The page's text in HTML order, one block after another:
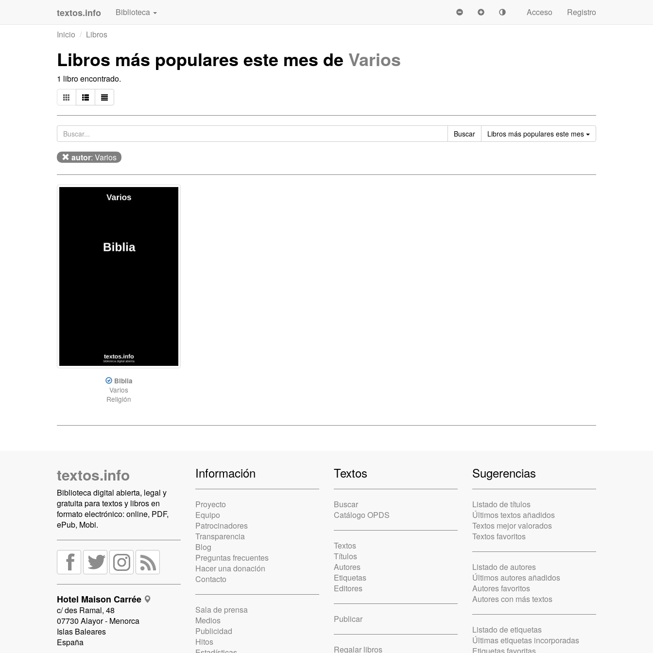
textos.info Biblioteca Acceso
Registro
Inicio
Libros
Libros más populares este mes de Varios
1 libro encontrado.
Buscar Libros más populares este mes Ordenar
autor: Varios
Biblia
Varios
Religión
textos.info
Biblioteca digital abierta, legal y
gratuita para textos y libros en
formato electrónico: online, PDF,
ePub, Mobi.
Hotel Maison Carrée
c/ des Ramal, 48
07730 Alayor - Menorca
Islas Baleares
España
Información
Proyecto
Equipo
Patrocinadores
Transparencia
Blog
Preguntas frecuentes
Hacer una donación
Contacto
Sala de prensa
Medios
Publicidad
Hitos
Textos
Buscar
Catálogo OPDS
Textos
Títulos
Autores
Etiquetas
Editores
Publicar
Regalar libros
Sugerencias
Listado de títulos
Últimos textos añadidos
Textos mejor valorados
Textos favoritos
Listado de autores
Últimos autores añadidos
Autores favoritos
Autores con más textos
Listado de etiquetas
Últimas etiquetas incorporadas